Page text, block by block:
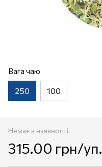
Вага чаю
250 100
Немає в наявності
315.00 грн/уп.